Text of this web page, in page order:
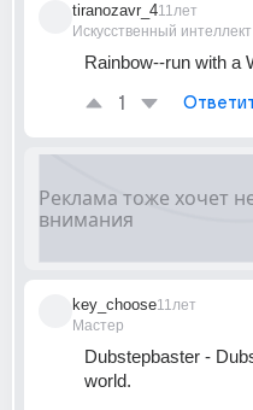
tiranozavr_4
Искусственный интеллект
11лет
Rainbow--run with a
1
key_choose
Мастер
11лет
Dubstepbaster -
world.